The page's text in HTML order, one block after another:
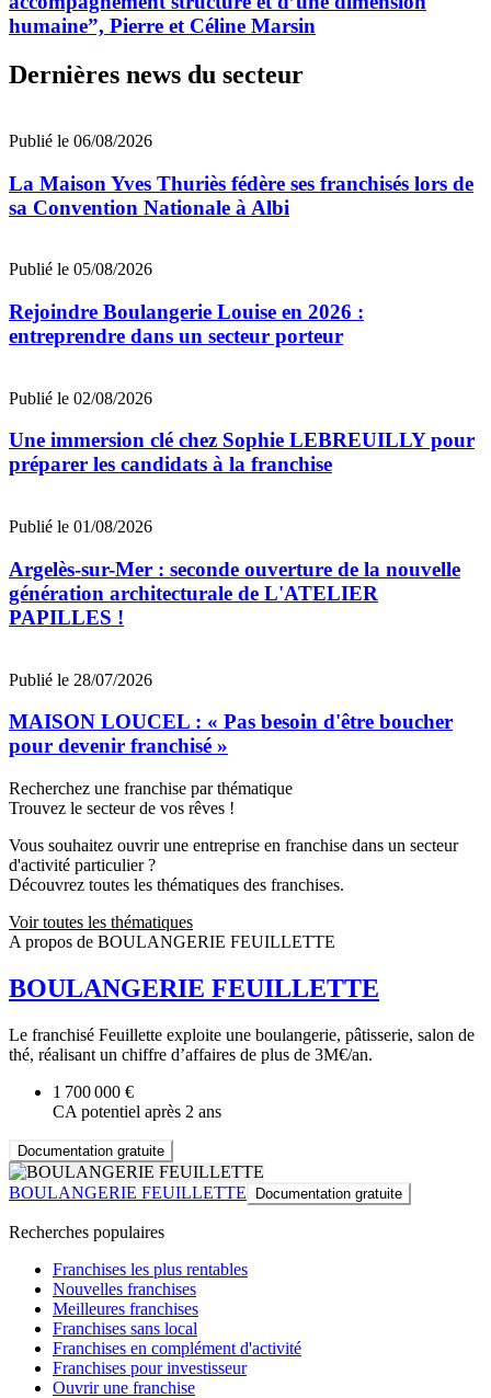
humaine”, Pierre et Céline Marsin
Dernières news du secteur
Publié le 06/08/2026
La Maison Yves Thuriès fédère ses franchisés lors de
sa Convention Nationale à Albi
Publié le 05/08/2026
Rejoindre Boulangerie Louise en 2026 :
entreprendre dans un secteur porteur
Publié le 02/08/2026
Une immersion clé chez Sophie LEBREUILLY pour
préparer les candidats à la franchise
Publié le 01/08/2026
Argelès-sur-Mer : seconde ouverture de la nouvelle
génération architecturale de L'ATELIER
PAPILLES !
Publié le 28/07/2026
MAISON LOUCEL : « Pas besoin d'être boucher
pour devenir franchisé »
Recherchez une franchise par thématique
Trouvez le secteur de vos rêves !
Vous souhaitez ouvrir une entreprise en franchise dans un secteur
d'activité particulier ?
Découvrez toutes les thématiques des franchises.
Voir toutes les thématiques
A propos de BOULANGERIE FEUILLETTE
BOULANGERIE FEUILLETTE
Le franchisé Feuillette exploite une boulangerie, pâtisserie, salon de
thé, réalisant un chiffre d’affaires de plus de 3M€/an.
1 700 000 €
CA potentiel après 2 ans
Documentation gratuite
BOULANGERIE FEUILLETTE Documentation gratuite
Recherches populaires
Franchises les plus rentables
Nouvelles franchises
Meilleures franchises
Franchises sans local
Franchises en complément d'activité
Franchises pour investisseur
Ouvrir une franchise